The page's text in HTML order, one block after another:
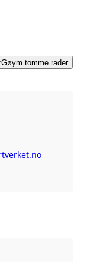
Gøym tomme rader